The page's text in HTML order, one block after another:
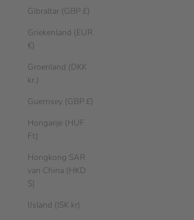
Gibraltar (GBP £)
Griekenland (EUR
€)
Groenland (DKK
kr.)
Guernsey (GBP £)
Hongarije (HUF
Ft)
Hongkong SAR
van China (HKD
$)
IJsland (ISK kr)